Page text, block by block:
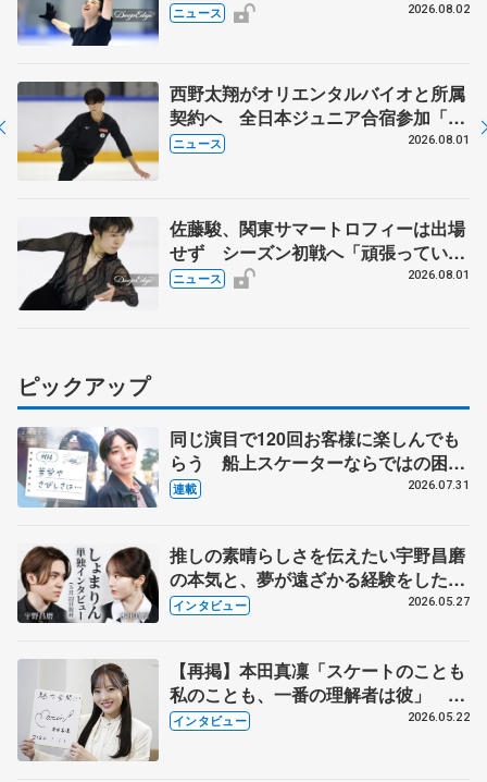
ニュース 2026.08.02
西野太翔がオリエンタルバイオと所属
契約へ 全日本ジュニア合宿参加「結
果残していかないと」 講師はジェー
ニュース 2026.08.01
佐藤駿、関東サマートロフィーは出場
せず シーズン初戦へ「頑張っていき
ます」
ニュース 2026.08.01
ピックアップ
同じ演目で120回お客様に楽しんでも
らう 船上スケーターならではの困難
とは 影響あったPIW前キャプテン松
連載 2026.07.31
推しの素晴らしさを伝えたい宇野昌磨
の本気と、夢が遠ざかる経験をした本
田真凜の覚悟
インタビュー 2026.05.27
【再掲】本田真凜「スケートのことも
私のことも、一番の理解者は彼」 引
退時の単独インタビューで語った競技
インタビュー 2026.05.22